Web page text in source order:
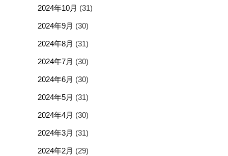
2024年10月 (31)
2024年9月 (30)
2024年8月 (31)
2024年7月 (30)
2024年6月 (30)
2024年5月 (31)
2024年4月 (30)
2024年3月 (31)
2024年2月 (29)